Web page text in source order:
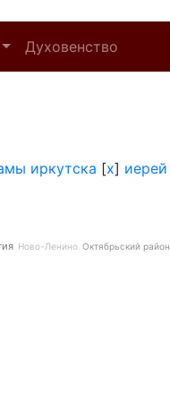
Духовенство
иркутска [x] иерей
Ново-Ленино Октябрьский район